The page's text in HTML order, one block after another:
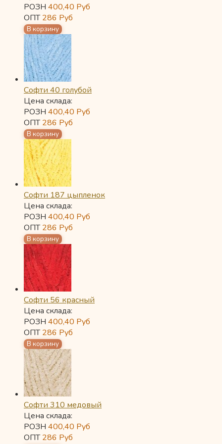
РОЗН 400,40 Руб
ОПТ286 Руб
Софти 40 голубой
Цена склада:
РОЗН 400,40 Руб
ОПТ286 Руб
Софти 187 цыпленок
Цена склада:
РОЗН 400,40 Руб
ОПТ286 Руб
Софти 56 красный
Цена склада:
РОЗН 400,40 Руб
ОПТ286 Руб
Софти 310 медовый
Цена склада:
РОЗН 400,40 Руб
ОПТ286 Руб